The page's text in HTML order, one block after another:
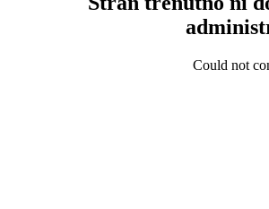
Could not